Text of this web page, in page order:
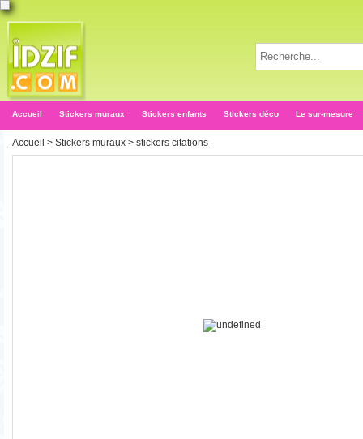
Accueil Stickers muraux Stickers enfants Stickers déco Le sur-mesure
Accueil > Stickers muraux > stickers citations